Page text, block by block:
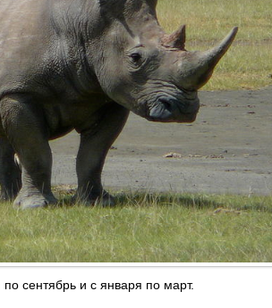
сентябрь и с января по март.